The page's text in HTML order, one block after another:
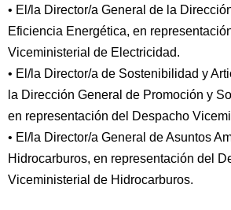
• El/la Director/a General de la
Eficiencia Energética, en
Viceministerial de Electricidad.
• El/la Director/a de Sostenibilidad y
la Dirección General de Promoción y
en representación del Despacho
• El/la Director/a General de Asuntos
Hidrocarburos, en representación del
Viceministerial de Hidrocarburos.